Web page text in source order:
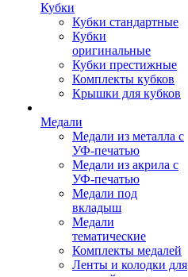
Кубки
Кубки стандартные
Кубки
оригинальные
Кубки престижные
Комплекты кубков
Крышки для кубков
Медали
Медали из металла с
УФ-печатью
Медали из акрила с
УФ-печатью
Медали под
вкладыш
Медали
тематические
Комплекты медалей
Ленты и колодки для